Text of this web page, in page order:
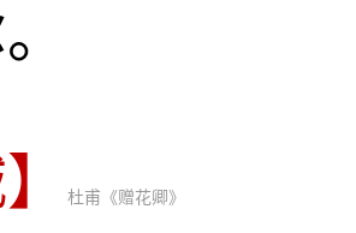
杜甫《赠花卿》